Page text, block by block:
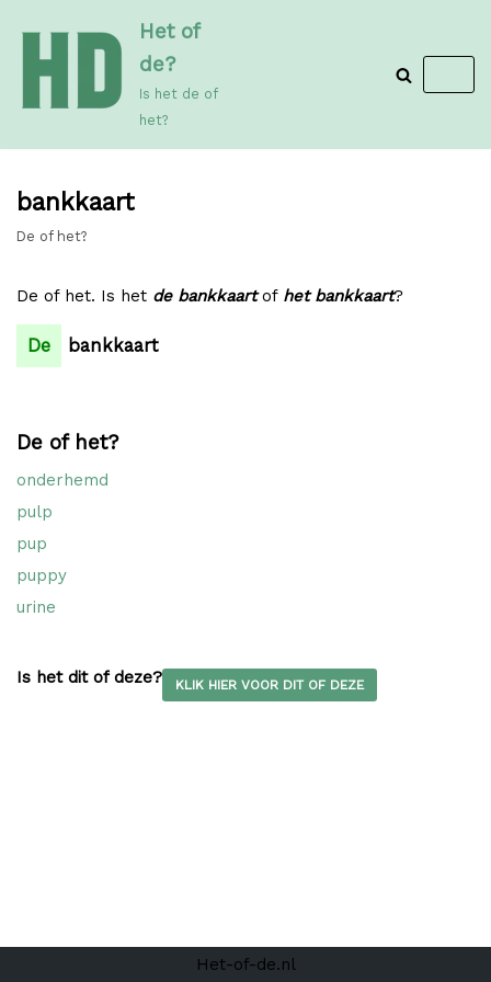
de
inhoud
Het of
de?
Is het de of
het?
bankkaart
De of het?
De of het. Is het de bankkaartof het bankkaart?
De bankkaart
De of het?
onderhemd
pulp
pup
puppy
urine
Is het dit of deze? KLIK HIER VOOR DIT OF DEZE
Het-of-de.nl